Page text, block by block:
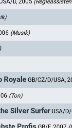
D, 2005
(Musik)
Royale GB/CZ/D/USA,
(Ton)
Silver Surfer USA/